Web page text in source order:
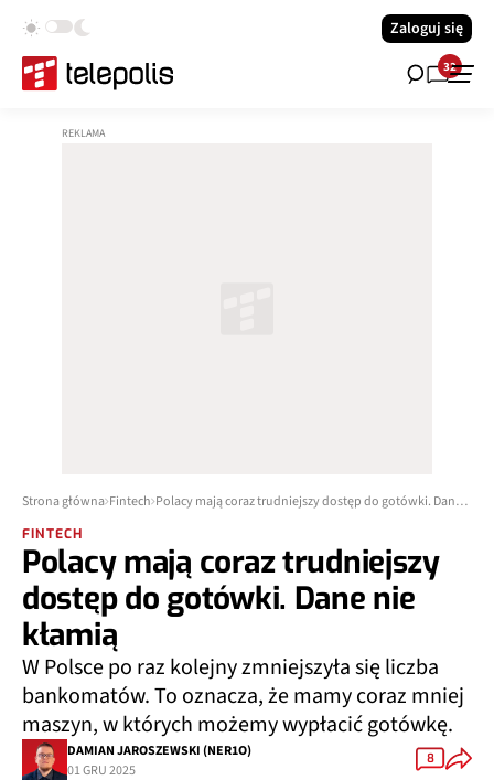
Zaloguj się
32
Strona główna Fintech Polacy mają coraz trudniejszy dostęp do gotówki. Dane nie kłamią
FINTECH
Polacy mają coraz trudniejszy
dostęp do gotówki. Dane nie
kłamią
W Polsce po raz kolejny zmniejszyła się liczba
bankomatów. To oznacza, że mamy coraz mniej
maszyn, w których możemy wypłacić gotówkę.
DAMIAN JAROSZEWSKI (NER1O)
01 GRU 2025
8